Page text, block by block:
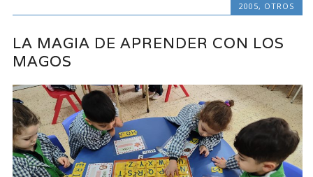
2005, OTROS
LA MAGIA DE APRENDER CON LOS
MAGOS